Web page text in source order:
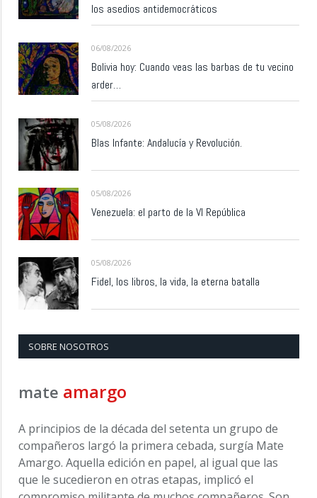
los asedios antidemocráticos
06/08/2026
Bolivia hoy: Cuando veas las barbas de tu vecino
arder…
05/08/2026
Blas Infante: Andalucía y Revolución.
05/08/2026
Venezuela: el parto de la VI República
05/08/2026
Fidel, los libros, la vida, la eterna batalla
SOBRE NOSOTROS
mate amargo
A principios de la década del setenta un grupo de
compañeros largó la primera cebada, surgía Mate
Amargo. Aquella edición en papel, al igual que las
que le sucedieron en otras etapas, implicó el